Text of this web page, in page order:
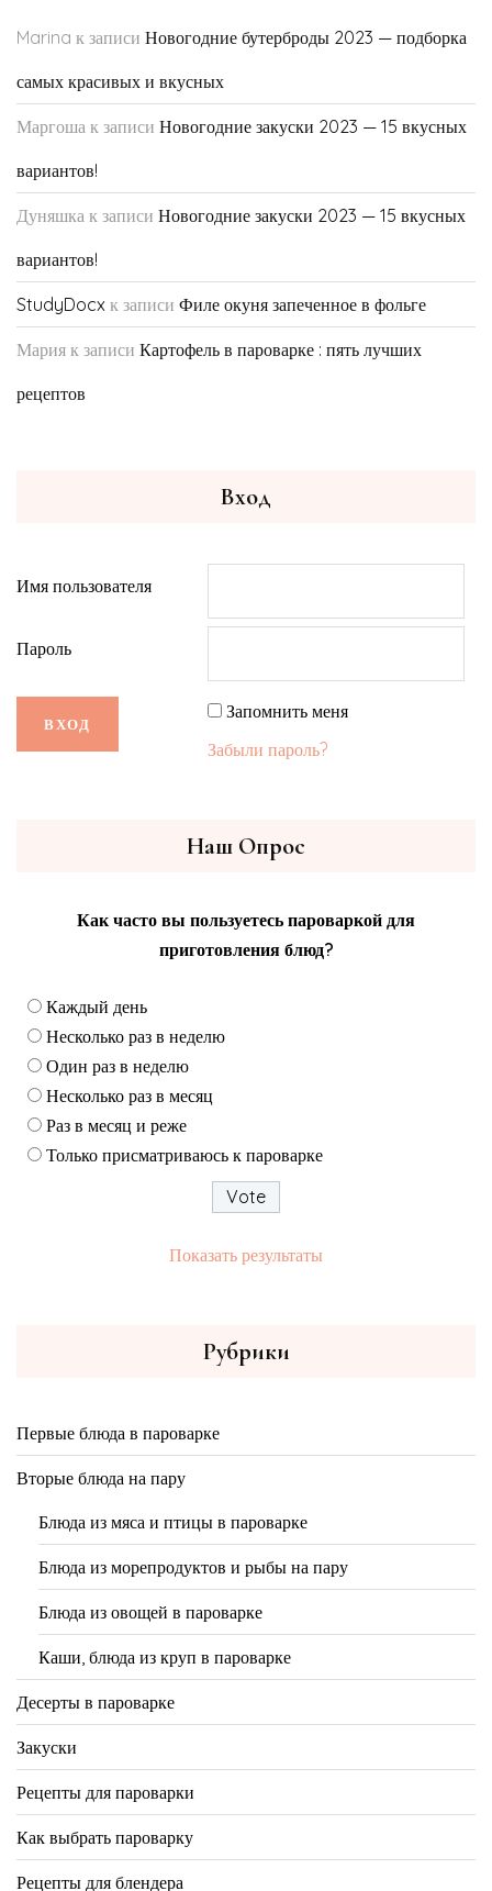
Marina к записи Новогодние бутерброды 2023 — подборка
самых красивых и вкусных
Маргоша к записи Новогодние закуски 2023 — 15 вкусных
вариантов!
Дуняшка к записи Новогодние закуски 2023 — 15 вкусных
вариантов!
StudyDocx к записи Филе окуня запеченное в фольге
Мария к записи Картофель в пароварке : пять лучших
рецептов
Вход
Имя пользователя
Пароль
Запомнить меня
Забыли пароль?
Наш Опрос
Как часто вы пользуетесь пароваркой для
приготовления блюд?
Каждый день
Несколько раз в неделю
Один раз в неделю
Несколько раз в месяц
Раз в месяц и реже
Только присматриваюсь к пароварке
Показать результаты
Рубрики
Первые блюда в пароварке
Вторые блюда на пару
Блюда из мяса и птицы в пароварке
Блюда из морепродуктов и рыбы на пару
Блюда из овощей в пароварке
Каши, блюда из круп в пароварке
Десерты в пароварке
Закуски
Рецепты для пароварки
Как выбрать пароварку
Рецепты для блендера